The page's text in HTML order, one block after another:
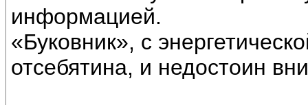
информацией.
«Буковник», с
отсебятина, и недостоин